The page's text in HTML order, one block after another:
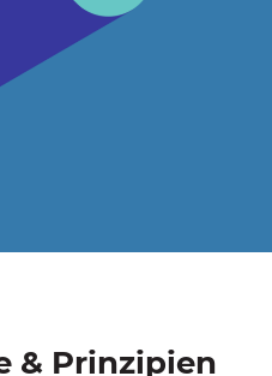
& Prinzipien